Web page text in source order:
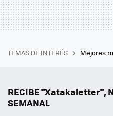
TEMAS DE INTERÉS Mejores
RECIBE "Xatakaletter",
SEMANAL